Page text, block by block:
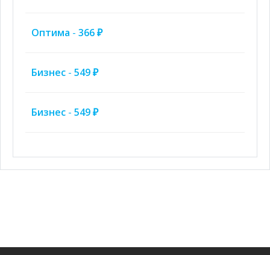
Оптима - 366 ₽
Бизнес - 549 ₽
Бизнес - 549 ₽